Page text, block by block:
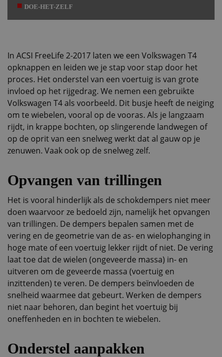
DOE-HET-ZELF
In ACSI FreeLife 2-2017 laten we een Volkswagen T4
opknappen en leiden we je stap voor stap door het
proces. Het onderstel van een voertuig is van grote
invloed op het rijgedrag. We nemen een gebruikte
Volkswagen T4 als voorbeeld. Dit busje heeft de neiging
om te wiebelen, vooral op de vooras. Als je langzaam
rijdt, in krappe bochten, op slingerende landwegen of
op de oprit van een snelweg werkt dat al gauw op je
zenuwen. Vaak ook op de snelweg zelf.
Opvangen van trillingen
Het is vooral hinderlijk als de schokdempers niet meer
doen waarvoor ze bedoeld zijn, namelijk het opvangen
van trillingen. De dempers bepalen samen met de
vering en de geometrie van de as- en wielophanging in
hoge mate of een voertuig lekker rijdt of niet. De vering
laat toe dat de wielen (ongeveerde massa) in- en
uitveren om de geveerde massa (voertuig en
inzittenden) te veren. De dempers beïnvloeden de
snelheid waarmee dat gebeurt. Werken de dempers
niet naar behoren, dan begint het voertuig bij
oneffenheden en in bochten te wiebelen.
Onderstel aanpakken